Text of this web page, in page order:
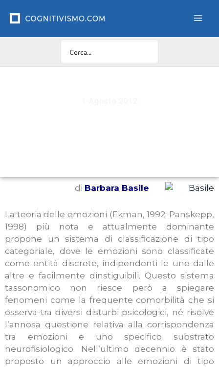
di Barbara Basile
La teoria delle emozioni (Ekman, 1992; Panskepp,
1998) più nota e attualmente dominante
propone un sistema di classificazione di tipo
categoriale, dove le emozioni sono classificate
come entità discrete, indipendenti le une dalle
altre e facilmente dinstiguibili. Questo sistema
tassonomico non riesce però a spiegare
fenomeni come la frequente comorbilità che si
osserva tra diversi disturbi psicologici, né risolve
l’annosa questione relativa alla corrispondenza
tra emozioni e uno specifico substrato
neurofisiologico. Nell’ultimo decennio è stato
proposto un approccio alle emozioni di tipo